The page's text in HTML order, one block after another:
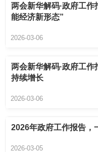
两会新华解码·政府工
能经济新形态”
2026-03-06
两会新华解码·政府工
持续增长
2026-03-06
2026年政府工作报告，
2026-03-05